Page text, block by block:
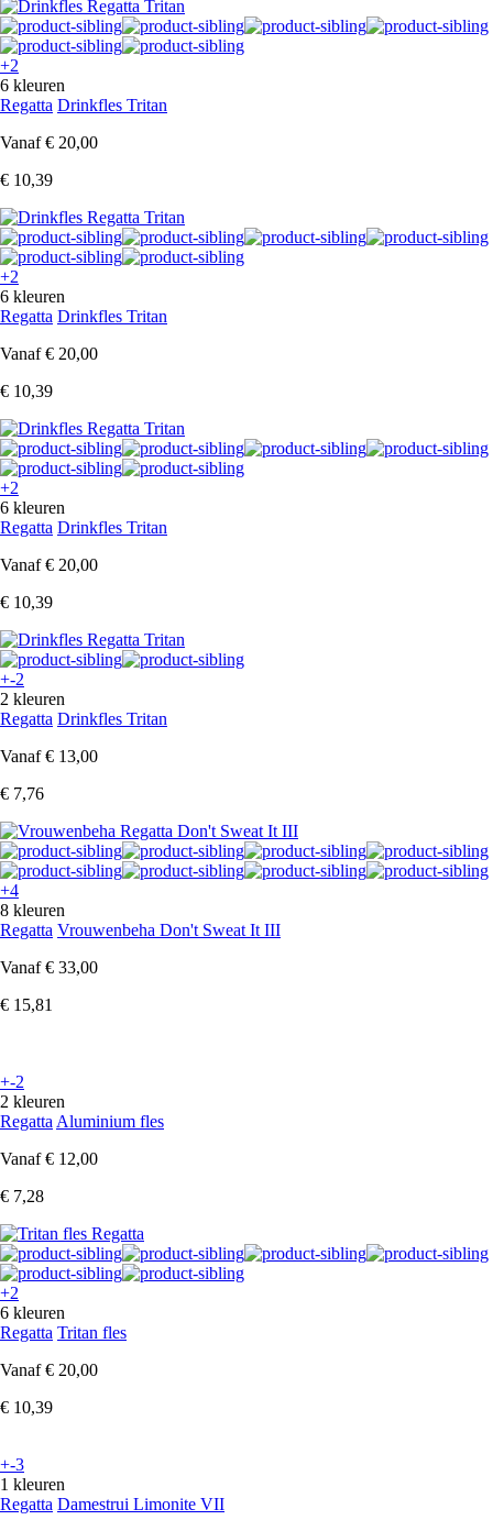
+2
6 kleuren
Regatta Drinkfles Tritan
Vanaf € 20,00
€ 10,39
+2
6 kleuren
Regatta Drinkfles Tritan
Vanaf € 20,00
€ 10,39
+2
6 kleuren
Regatta Drinkfles Tritan
Vanaf € 20,00
€ 10,39
+-2
2 kleuren
Regatta Drinkfles Tritan
Vanaf € 13,00
€ 7,76
+4
8 kleuren
Regatta Vrouwenbeha Don't Sweat It III
Vanaf € 33,00
€ 15,81
+-2
2 kleuren
Regatta Aluminium fles
Vanaf € 12,00
€ 7,28
+2
6 kleuren
Regatta Tritan fles
Vanaf € 20,00
€ 10,39
+-3
1 kleuren
Regatta Damestrui Limonite VII